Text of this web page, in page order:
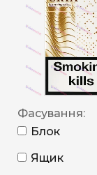
Фасування:
Блок
Ящик